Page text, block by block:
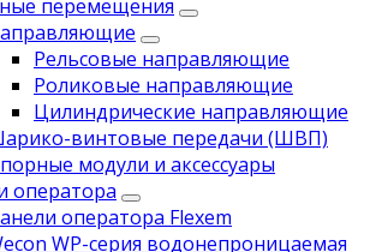
перемещения
Рельсовые направляющие
Роликовые направляющие
Цилиндрические направляющие
винтовые передачи (ШВП)
модули и аксессуары
оператора
оператора Flexem
WP-серия водонепроницаемая